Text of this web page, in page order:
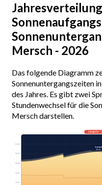
Mersch - 2026
Das folgende Diagramm
Sonnenuntergangszeiten
des Jahres. Es gibt zwei
Stundenwechsel für die
Mersch darstellen.
03:00
06:00
09:00
12:00
15:00
Längster·
05:24 ·